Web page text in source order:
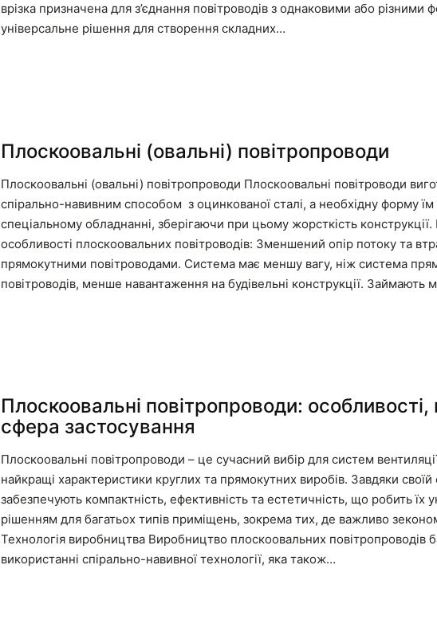
врізка призначена для з’єднання повітроводів з однаковими або різними
універсальне рішення для створення складних…
Плоскоовальні (овальні) повітропроводи
Плоскоовальні (овальні) повітропроводи Плоскоовальні повітроводи
спірально-навивним способом з оцинкованої сталі, а необхідну форму
спеціальному обладнанні, зберігаючи при цьому жорсткість
особливості плоскоовальних повітроводів: Зменшений опір потоку та
прямокутними повітроводами. Система має меншу вагу, ніж система
повітроводів, менше навантаження на будівельні конструкції. Займають
Плоскоовальні повітропроводи: особливості,
сфера застосування
Плоскоовальні повітропроводи – це сучасний вибір для систем
найкращі характеристики круглих та прямокутних виробів. Завдяки
забезпечують компактність, ефективність та естетичність, що робить їх
рішенням для багатьох типів приміщень, зокрема тих, де важливо
Технологія виробництва Виробництво плоскоовальних повітропроводів
використанні спірально-навивної технології, яка також…